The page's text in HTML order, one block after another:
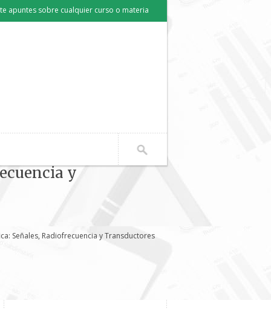
apuntes sobre cualquier curso o materia
y
Señales, Radiofrecuencia y Transductores